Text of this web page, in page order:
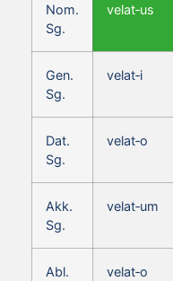
Nom.
Sg.
velat‑us
Gen.
Sg.
velat‑i
Dat.
Sg.
velat‑o
Akk.
Sg.
velat‑um
Abl.
velat‑o